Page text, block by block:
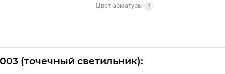
Цвет арматуры
(точечный светильник):